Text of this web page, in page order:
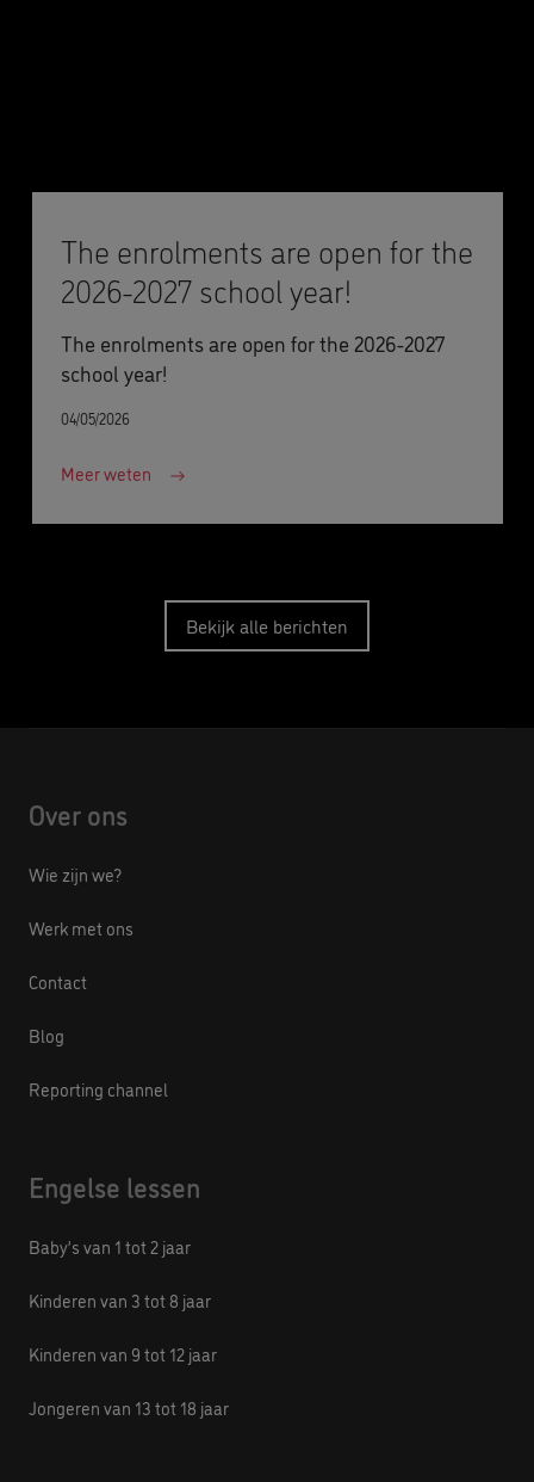
The enrolments are open for the
2026-2027 school year!
The enrolments are open for the 2026-2027
school year!
04/05/2026
Meer weten
Bekijk alle berichten
Over ons
Wie zijn we?
Werk met ons
Contact
Blog
Reporting channel
Engelse lessen
Baby’s van 1 tot 2 jaar
Kinderen van 3 tot 8 jaar
Kinderen van 9 tot 12 jaar
Jongeren van 13 tot 18 jaar